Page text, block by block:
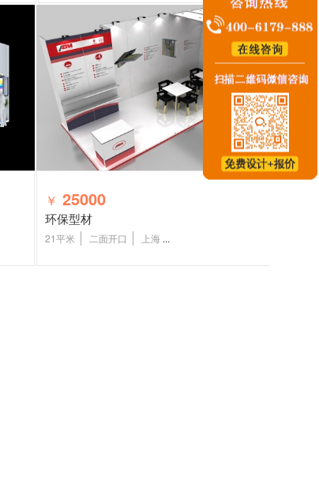
￥ 25000
环保型材
21平米 二面开口 上海 ...